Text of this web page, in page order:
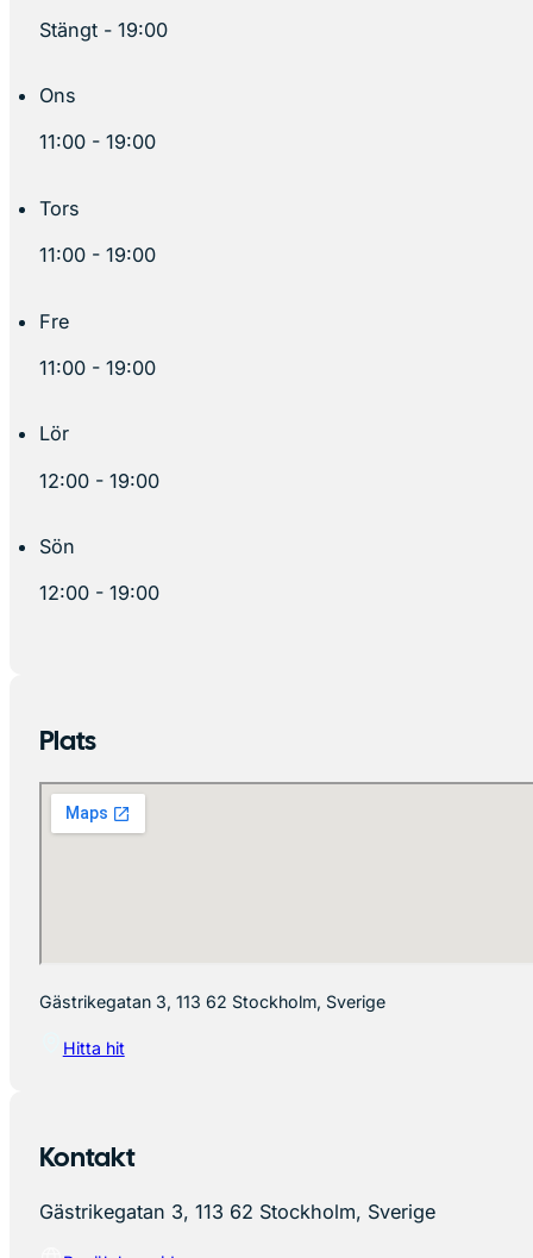
Stängt - 19:00
Ons
11:00 - 19:00
Tors
11:00 - 19:00
Fre
11:00 - 19:00
Lör
12:00 - 19:00
Sön
12:00 - 19:00
Plats
Gästrikegatan 3, 113 62 Stockholm, Sverige
Hitta hit
Kontakt
Gästrikegatan 3, 113 62 Stockholm, Sverige